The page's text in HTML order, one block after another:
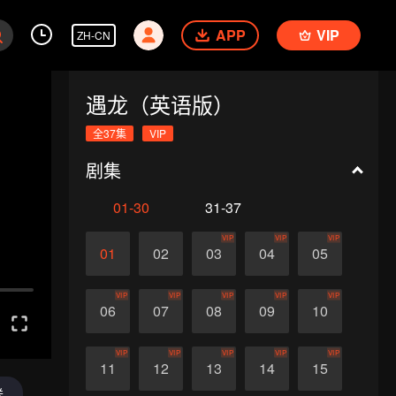
ZH-CN APP VIP
遇龙（英语版）
全37集 VIP
剧集
01-30 31-37
01 02 03
VIP
04
VIP
05
VIP
06
VIP
07
VIP
08
VIP
09
VIP
10
VIP
11
VIP
12
VIP
13
VIP
14
VIP
15
VIP